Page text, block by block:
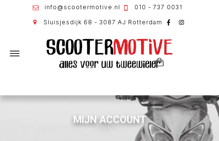
info@scootermotive.nl 010 - 737 0031
Sluisjesdijk 68 - 3087 AJ Rotterdam
MIJN ACCOUNT